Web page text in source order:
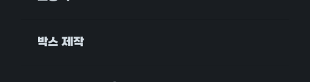
박스 제작